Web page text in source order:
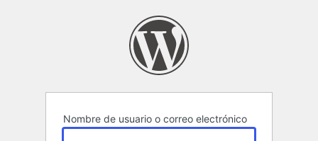
Nombre de usuario o correo electrónico